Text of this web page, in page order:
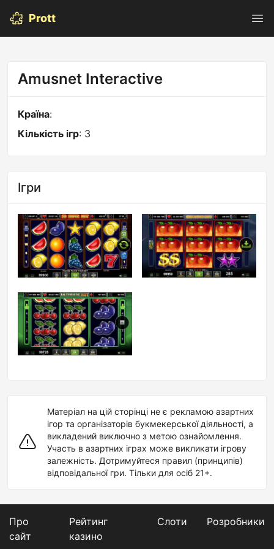
Prott
Amusnet Interactive
Країна:
Кількість ігр: 3
Ігри
Матеріал на цій сторінці не є рекламою азартних
ігор та організаторів букмекерської діяльності, а
викладений виключно з метою ознайомлення.
Участь в азартних іграх може викликати ігрову
залежність. Дотримуйтеся правил (принципів)
відповідальної гри. Тільки для осіб 21+.
Про
сайт
Рейтинг
казино
Слоти Розробники